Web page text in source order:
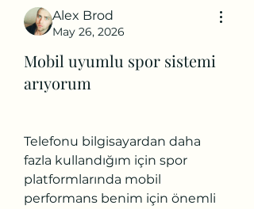
Alex Brod
May 26, 2026
Mobil uyumlu spor sistemi
arıyorum
Telefonu bilgisayardan daha
fazla kullandığım için spor
platformlarında mobil
performans benim için önemli